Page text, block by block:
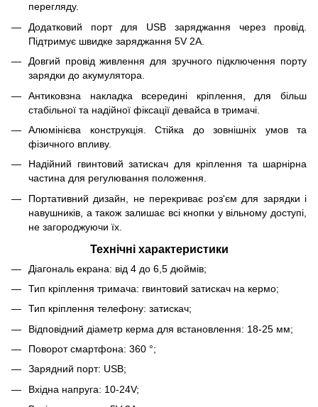
перегляду.
Додатковий порт для USB заряджання через провід.
Підтримує швидке заряджання 5V 2A.
Довгий провід живлення для зручного підключення порту
зарядки до акумулятора.
Антиковзна накладка всередині кріплення, для більш
стабільної та надійної фіксації девайса в тримачі.
Алюмінієва конструкція. Стійка до зовнішніх умов та
фізичного впливу.
Надійний гвинтовий затискач для кріплення та шарнірна
частина для регулювання положення.
Портативний дизайн, не перекриває роз'єм для зарядки і
навушників, а також залишає всі кнопки у вільному доступі,
не загороджуючи їх.
Технічні характеристики
Діагональ екрана: від 4 до 6,5 дюймів;
Тип кріплення тримача: гвинтовий затискач на кермо;
Тип кріплення телефону: затискач;
Відповідний діаметр керма для встановлення: 18-25 мм;
Поворот смартфона: 360 °;
Зарядний порт: USB;
Вхідна напруга: 10-24V;